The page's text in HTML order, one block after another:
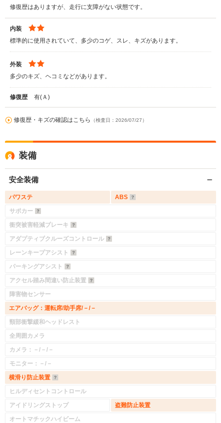
修復歴はありますが、走行に支障がない状態です。
内装
標準的に使用されていて、多少のコゲ、スレ、キズがあります。
外装
多少のキズ、ヘコミなどがあります。
修復歴 有(Ａ)
修復歴・キズの確認はこちら （検査日：2026/07/27）
装備
安全装備
パワステ
ABS
サポカー
衝突被害軽減ブレーキ
アダプティブクルーズコントロール
レーンキープアシスト
パーキングアシスト
アクセル踏み間違い防止装置
障害物センサー
エアバッグ：運転席/助手席/－/－
頸部衝撃緩和ヘッドレスト
全周囲カメラ
カメラ：－/－/－
モニター：－/－
横滑り防止装置
ヒルディセントコントロール
アイドリングストップ
盗難防止装置
オートマチックハイビーム